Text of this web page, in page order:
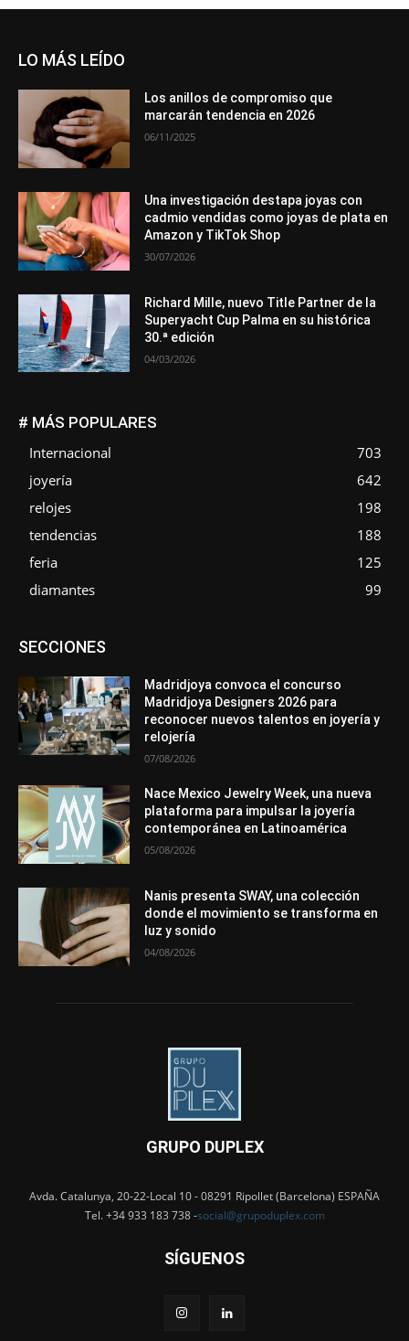
LO MÁS LEÍDO
Los anillos de compromiso que
marcarán tendencia en 2026
06/11/2025
Una investigación destapa joyas con
cadmio vendidas como joyas de plata en
Amazon y TikTok Shop
30/07/2026
Richard Mille, nuevo Title Partner de la
Superyacht Cup Palma en su histórica
30.ª edición
04/03/2026
# MÁS POPULARES
Internacional
703
joyería
642
relojes
198
tendencias
188
feria
125
diamantes
99
SECCIONESAsociaciones
Entrevistas
Opiniones
Premios Secciones
Madridjoya convoca el concurso
Madridjoya Designers 2026 para
reconocer nuevos talentos en joyería y
relojería
07/08/2026
Nace Mexico Jewelry Week, una nueva
plataforma para impulsar la joyería
contemporánea en Latinoamérica
05/08/2026
Nanis presenta SWAY, una colección
donde el movimiento se transforma en
luz y sonido
04/08/2026
GRUPO DUPLEX
Avda. Catalunya, 20-22-Local 10 - 08291 Ripollet (Barcelona) ESPAÑA
Tel. +34 933 183 738 -social@grupoduplex.com
SÍGUENOS